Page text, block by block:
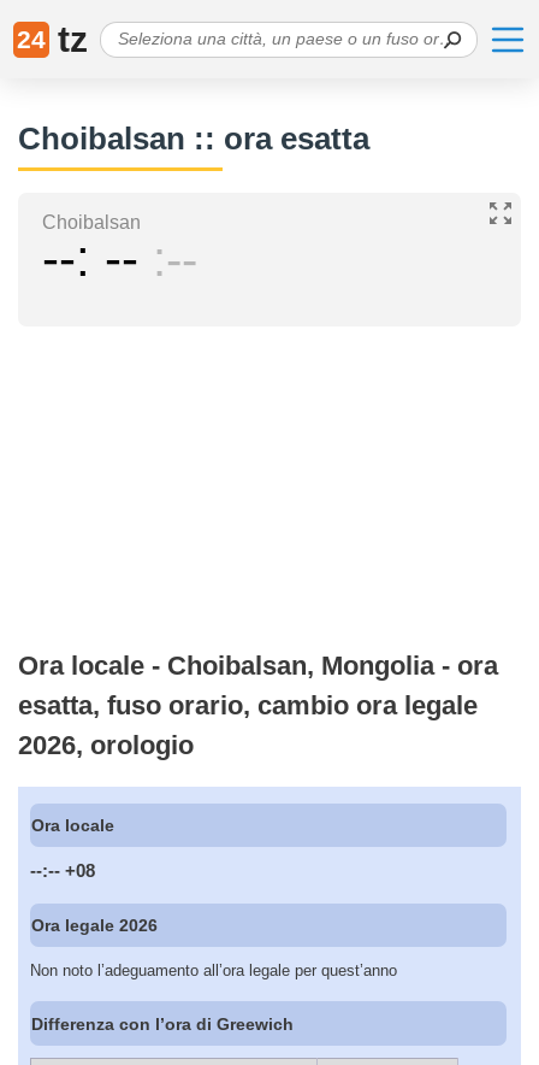
24 tz
Choibalsan :: ora esatta
Choibalsan
-- -- --
Ora locale - Choibalsan, Mongolia - ora
esatta, fuso orario, cambio ora legale
2026, orologio
Ora locale
--:-- +08
Ora legale 2026
Non noto l’adeguamento all’ora legale per quest’anno
Differenza con l’ora di Greewich